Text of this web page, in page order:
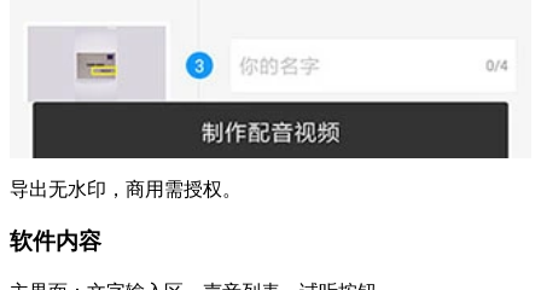
导出无水印，商用需授权。
软件内容